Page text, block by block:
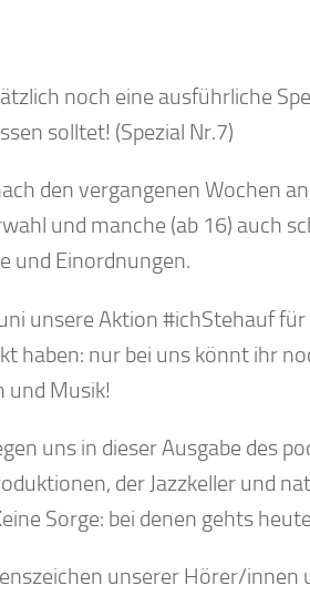
noch eine ausführliche
solltet! (Spezial Nr.7)
den vergangenen Wochen
und manche (ab 16) auch
und Einordnungen.
unsere Aktion #ichStehauf
haben: nur bei uns könnt ihr
und Musik!
uns in dieser Ausgabe des
der Jazzkeller und
Sorge: bei denen gehts
unserer Hörer/innen